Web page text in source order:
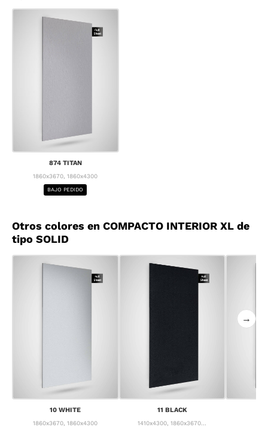
874 TITAN
1860x3670, 1860x4300
BAJO PEDIDO
Otros colores en COMPACTO INTERIOR XL de
tipo SOLID
10 WHITE
1860x3670, 1860x4300
11 BLACK
1410x4300, 1860x3670...
→